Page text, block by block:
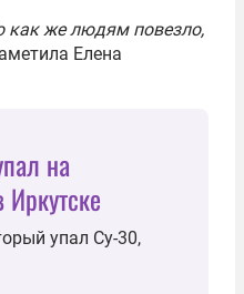
как же людям повезло,
Елена
на
упал Су-30,